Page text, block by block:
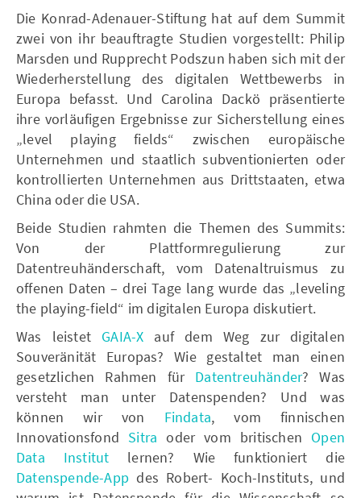
Die Konrad-Adenauer-Stiftung hat auf dem Summit
zwei von ihr beauftragte Studien vorgestellt: Philip
Marsden und Rupprecht Podszun haben sich mit der
Wiederherstellung des digitalen Wettbewerbs in
Europa befasst. Und Carolina Dackö präsentierte
ihre vorläufigen Ergebnisse zur Sicherstellung eines
„level playing fields“ zwischen europäische
Unternehmen und staatlich subventionierten oder
kontrollierten Unternehmen aus Drittstaaten, etwa
China oder die USA.
Beide Studien rahmten die Themen des Summits:
Von der Plattformregulierung zur
Datentreuhänderschaft, vom Datenaltruismus zu
offenen Daten – drei Tage lang wurde das „leveling
the playing-field“ im digitalen Europa diskutiert.
Was leistet GAIA-X auf dem Weg zur digitalen
Souveränität Europas? Wie gestaltet man einen
gesetzlichen Rahmen für Datentreuhänder? Was
versteht man unter Datenspenden? Und was
können wir von Findata, vom finnischen
Innovationsfond Sitraoder vom britischen Open
Data Institut lernen? Wie funktioniert die
Datenspende-App des Robert- Koch-Instituts, und